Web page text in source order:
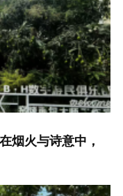
烟火与诗意中，